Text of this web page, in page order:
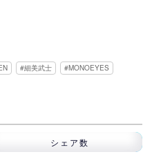
細美武士
MONOEYES
シェア数